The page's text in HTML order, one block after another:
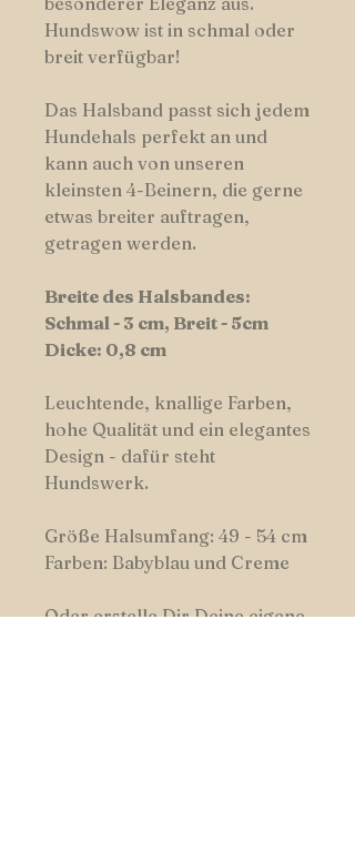
Hundswow ist in schmal oder
breit verfügbar!
Das Halsband passt sich jedem
Hundehals perfekt an und
kann auch von unseren
kleinsten 4-Beinern, die gerne
etwas breiter auftragen,
getragen werden.
Breite des Halsbandes:
Schmal - 3 cm, Breit - 5cm
Dicke: 0,8 cm
Leuchtende, knallige Farben,
hohe Qualität und ein elegantes
Design - dafür steht
Hundswerk.
Größe Halsumfang: 49 - 54 cm
Farben: Babyblau und Creme
Oder erstelle Dir Deine eigene